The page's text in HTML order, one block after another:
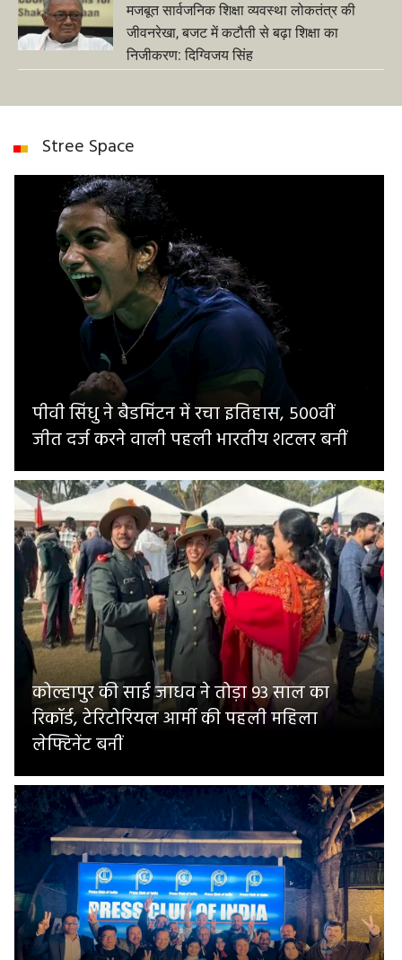
मजबूत सार्वजनिक शिक्षा व्यवस्था लोकतंत्र की
जीवनरेखा, बजट में कटौती से बढ़ा शिक्षा का
निजीकरण: दिग्विजय सिंह
Stree Space
पीवी सिंधु ने बैडमिंटन में रचा इतिहास, 500वीं
जीत दर्ज करने वाली पहली भारतीय शटलर बनीं
कोल्हापुर की साई जाधव ने तोड़ा 93 साल का
रिकॉर्ड, टेरिटोरियल आर्मी की पहली महिला
लेफ्टिनेंट बनीं